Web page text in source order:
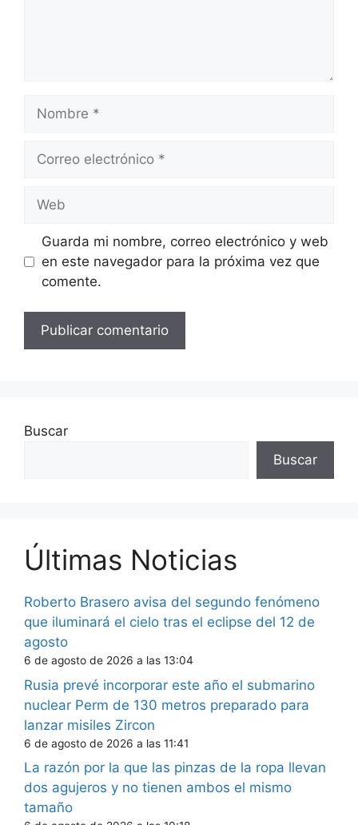
electrónico
Guarda mi nombre, correo electrónico y web
en este navegador para la próxima vez que
comente.
Buscar
Buscar
Últimas Noticias
Roberto Brasero avisa del segundo fenómeno
que iluminará el cielo tras el eclipse del 12 de
agosto
6 de agosto de 2026 a las 13:04
Rusia prevé incorporar este año el submarino
nuclear Perm de 130 metros preparado para
lanzar misiles Zircon
6 de agosto de 2026 a las 11:41
La razón por la que las pinzas de la ropa llevan
dos agujeros y no tienen ambos el mismo
tamaño